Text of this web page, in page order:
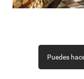
Puedes